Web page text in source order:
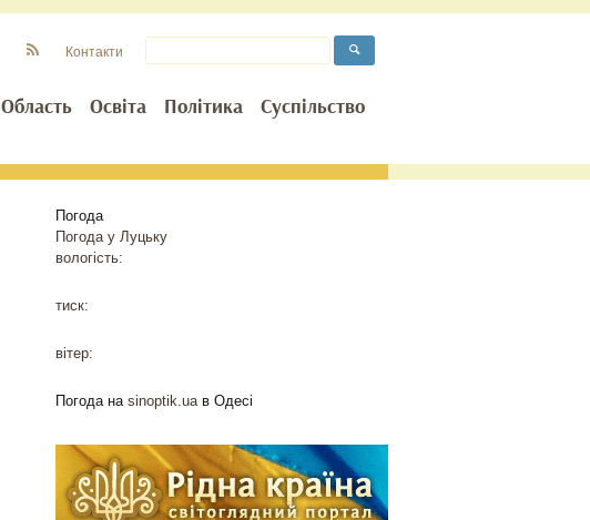
Область Освіта Політика Суспільство
Контакти
Погода
Погода у Луцьку
вологість:
тиск:
вітер:
Погода на sinoptik.uaв Одесі